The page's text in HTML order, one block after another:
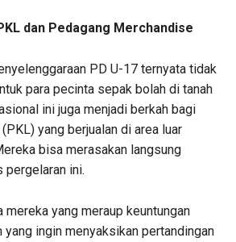
dan Pedagang Merchandise
PD U-17 ternyata tidak
para pecinta sepak bolah di tanah
ini juga menjadi berkah bagi
yang berjualan di area luar
bisa merasakan langsung
ini.
mereka yang meraup keuntungan
ingin menyaksikan pertandingan